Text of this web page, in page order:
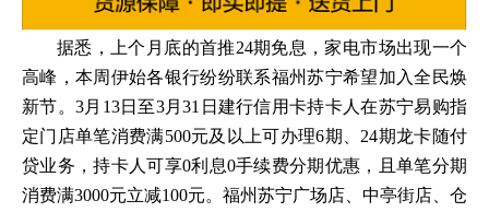
据悉，上个月底的首推24期免息，家电市场出现一个
高峰，本周伊始各银行纷纷联系福州苏宁希望加入全民焕
新节。3月13日至3月31日建行信用卡持卡人在苏宁易购指
定门店单笔消费满500元及以上可办理6期、24期龙卡随付
贷业务，持卡人可享0利息0手续费分期优惠，且单笔分期
消费满3000元立减100元。福州苏宁广场店、中亭街店、仓